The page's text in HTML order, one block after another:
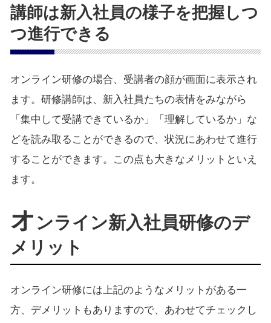
講師は新入社員の様子を把握しつ
つ進行できる
オンライン研修の場合、受講者の顔が画面に表示され
ます。研修講師は、新入社員たちの表情をみながら
「集中して受講できているか」「理解しているか」な
どを読み取ることができるので、状況にあわせて進行
することができます。この点も大きなメリットといえ
ます。
オ ンライン新入社員研修のデ
メリット
オンライン研修には上記のようなメリットがある一
方、デメリットもありますので、あわせてチェックし